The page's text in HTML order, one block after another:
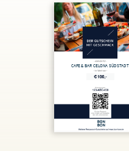
CAFE & BAR CELONA SÜDSTADT